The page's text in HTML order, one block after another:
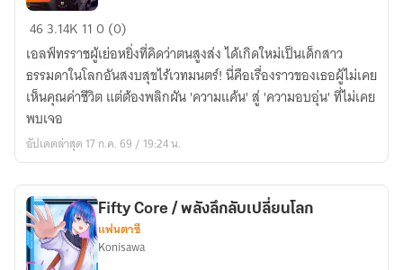
องค์
หญิง
เอลฟ์
ทรราช
จะ
ขอ
พลิก
ใน
ชาติ
ใหม่
ด้วย
463.14K 110 (0)
เอลฟ์ทรราชผู้เย่อหยิ่งที่คิดว่าตนสูงส่ง ได้เกิดใหม่เป็นเด็กสาว
ธรรมดาในโลกอันสงบสุขไร้เวทมนตร์! นี่คือเรื่องราวของเธอผู้ไม่เคย
เห็นคุณค่าชีวิต แต่ต้องพลิกผัน 'ความแค้น' สู่ 'ความอบอุ่น' ที่ไม่เคย
พบเจอ
อัปเดตล่าสุด 17 ก.ค. 69 / 19:24 น.
Fifty Core / พลังลึกลับเปลี่ยนโลก
แฟนตาซี
Konisawa